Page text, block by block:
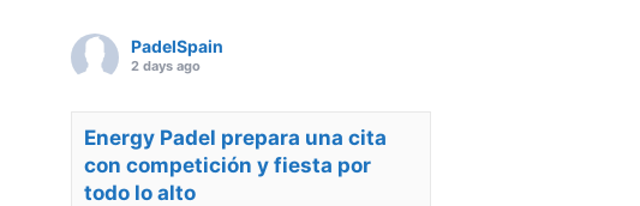
PadelSpain
2 days ago
Energy Padel prepara una cita
con competición y fiesta por
todo lo alto